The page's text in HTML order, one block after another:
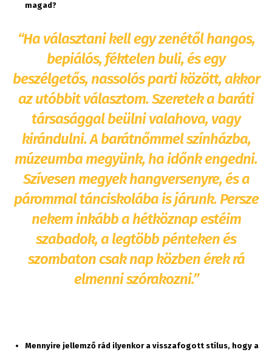
magad?
“Ha választani kell egy zenétől hangos,
bepiálós, féktelen buli, és egy
beszélgetős, nassolós parti között, akkor
az utóbbit választom. Szeretek a baráti
társasággal beülni valahova, vagy
kirándulni. A barátnőmmel színházba,
múzeumba megyünk, ha időnk engedni.
Szívesen megyek hangversenyre, és a
párommal tánciskolába is járunk. Persze
nekem inkább a hétköznap estéim
szabadok, a legtöbb pénteken és
szombaton csak nap közben érek rá
elmenni szórakozni.”
Mennyire jellemző rád ilyenkor a visszafogott stílus, hogy a